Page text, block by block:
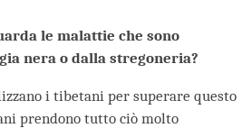
le malattie che sono
nera o dalla stregoneria?
i tibetani per superare questo
prendono tutto ciò molto